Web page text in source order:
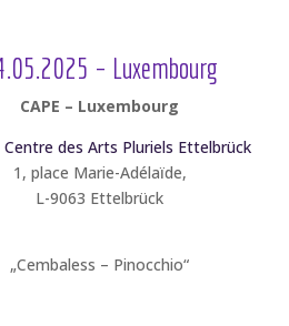
– Luxembourg
CAPE – Luxembourg
Centre des Arts Pluriels Ettelbrück
1, place Marie-Adélaïde,
L-9063 Ettelbrück
„Cembaless – Pinocchio“